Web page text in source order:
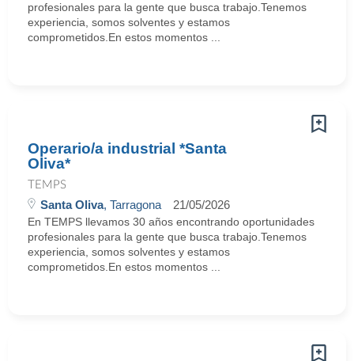
profesionales para la gente que busca trabajo.Tenemos
experiencia, somos solventes y estamos
comprometidos.En estos momentos ...
Operario/a industrial *Santa
Oliva*
TEMPS
Santa Oliva, Tarragona 21/05/2026
En TEMPS llevamos 30 años encontrando oportunidades
profesionales para la gente que busca trabajo.Tenemos
experiencia, somos solventes y estamos
comprometidos.En estos momentos ...